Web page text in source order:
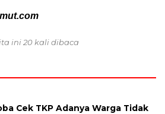
ini 20 kali dibaca
Cek TKP Adanya Warga Tidak